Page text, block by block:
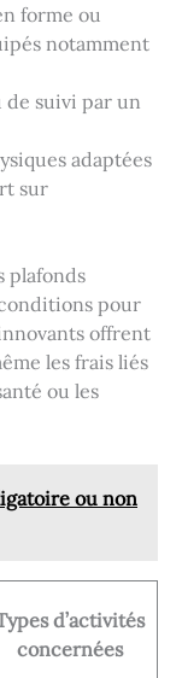
forme ou
notamment
de suivi par un
adaptées
sur
plafonds
pour
offrent
les frais liés
ou les
ou non
d’activités
concernées